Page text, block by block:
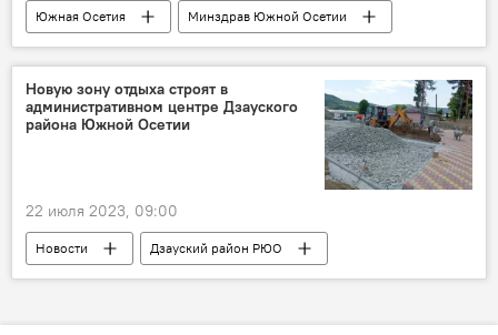
Южная Осетия
Минздрав Южной Осетии
Здоровье
Новости
Цхинвал
Новую зону отдыха строят в
административном центре Дзауского
района Южной Осетии
22 июля 2023, 09:00
Новости
Дзауский район РЮО
Общество
Строительство